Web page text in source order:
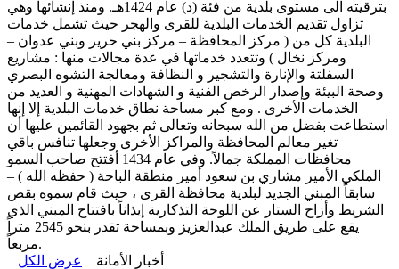
بترقيته الى مستوى بلدية من فئة (د) عام 1424هـ. ومنذ إنشائها وهي
تزاول تقديم الخدمات البلدية للقرى والهجر حيث تشمل خدمات
البلدية كل من ( مركز المحافظة – مركز بني حرير وبني عدوان –
ومركز نخال ) وتتعدد خدماتها في عدة مجالات منها : مشاريع
السفلتة والإنارة والتشجير و النظافة ومعالجة التشوه البصري
وصحة البيئة وإصدار الرخص الفنية و الشهادات المهنية و العديد من
الخدمات الأخرى . ومع كبر مساحة نطاق خدمات البلدية إلا إنها
استطاعت بفضل من الله سبحانه وتعالى ثم بجهود القائمين عليها أن
تغير معالم المحافظة والمراكز الأخرى وجعلها تنافس باقي
محافظات المملكة جمالاً. وفي عام 1434 أفتتح صاحب السمو
الملكي الأمير مشاري بن سعود أمير منطقة الباحة ( حفظه الله ) –
سابقاً المبني الجديد لبلدية محافظة القرى ، حيث قام سموه بقص
الشريط وأزاح الستار عن اللوحة التذكارية إيذاناً بافتتاح المبني الذي
يقع على طريق الملك عبدالعزيز وبمساحة تقدر بنحو 2545 متراً
مربعاً.
أخبار الأمانة
عرض الكل